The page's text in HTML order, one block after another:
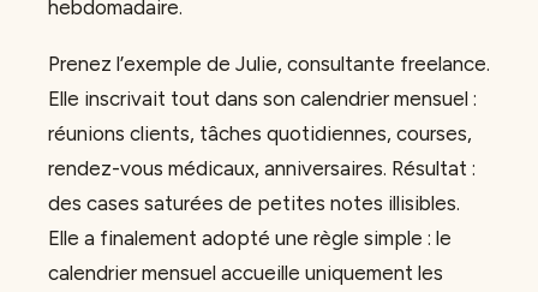
hebdomadaire.
Prenez l’exemple de Julie, consultante freelance.
Elle inscrivait tout dans son calendrier mensuel :
réunions clients, tâches quotidiennes, courses,
rendez-vous médicaux, anniversaires. Résultat :
des cases saturées de petites notes illisibles.
Elle a finalement adopté une règle simple : le
calendrier mensuel accueille uniquement les